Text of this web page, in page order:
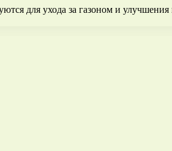
для ухода за газоном и